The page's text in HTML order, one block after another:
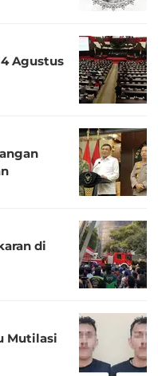
Agustus
di
Mutilasi